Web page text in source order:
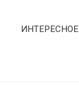
ИНТЕРЕСНОЕ